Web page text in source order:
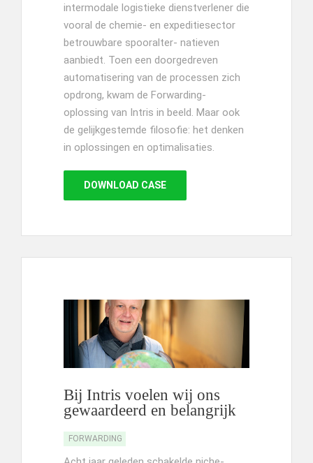
intermodale logistieke dienstverlener die
vooral de chemie- en expeditiesector
betrouwbare spooralter- natieven
aanbiedt. Toen een doorgedreven
automatisering van de processen zich
opdrong, kwam de Forwarding-
oplossing van Intris in beeld. Maar ook
de gelijkgestemde filosofie: het denken
in oplossingen en optimalisaties.
DOWNLOAD CASE
Bij Intris voelen wij ons
gewaardeerd en belangrijk
FORWARDING